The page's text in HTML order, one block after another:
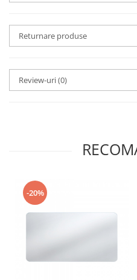
Returnare produse
Review-uri(0)
-20%